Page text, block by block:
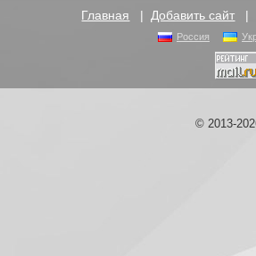
Главная | Добавить сайт |
Россия
© 2013-